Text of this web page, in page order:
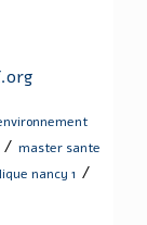
/ master sante
nancy 1 /